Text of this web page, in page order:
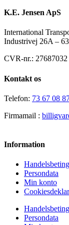
K.E. Jensen ApS
International
Industrivej 26A –
CVR-nr.: 27687032
Kontakt os
Telefon: 73 67 08
Firmamail :
Information
Persondata
Min konto
Persondata